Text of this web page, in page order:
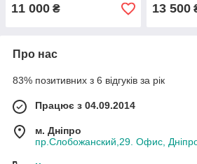
11 000 ₴ 13 500
Про нас
83% позитивних з 6 відгуків за рік
Працює з 04.09.2014
м. Дніпро
пр.Слобожанский,29. Офис,